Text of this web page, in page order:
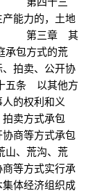
能力的，土地
。 第三章 其
包方式的荒
拍卖、公开协
五条 以其他方
的权利和义
卖方式承包
商等方式承包
、荒沟、荒
等方式实行承
体经济组织成